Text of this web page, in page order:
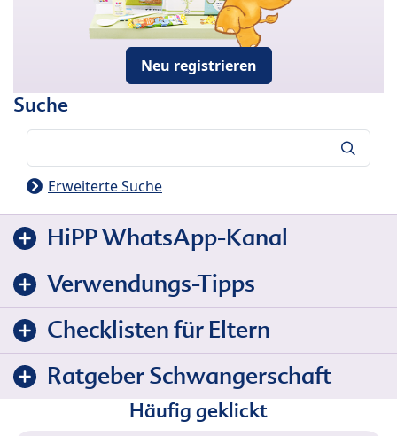
Neu registrieren
Suche
Erweiterte Suche
HiPP WhatsApp-Kanal
Verwendungs-Tipps
Checklisten für Eltern
Ratgeber Schwangerschaft
Häufig geklickt